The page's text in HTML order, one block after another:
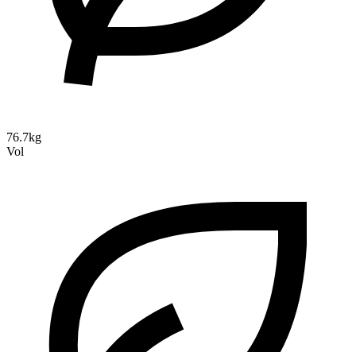
76.7kg
Vol